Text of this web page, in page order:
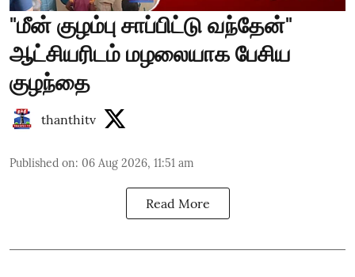
"மீன் குழம்பு சாப்பிட்டு வந்தேன்"
ஆட்சியரிடம் மழலையாக பேசிய
குழந்தை
thanthitv
Published on: 06 Aug 2026, 11:51 am
Read More